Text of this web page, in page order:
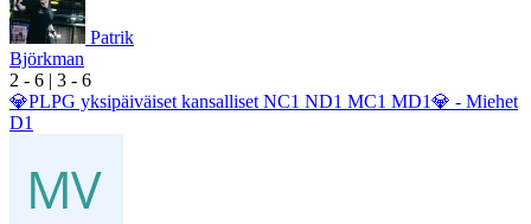
Patrik
Björkman
2 - 6 | 3 - 6
💎PLPG yksipäiväiset kansalliset NC1 ND1 MC1 MD1💎 - Miehet
D1